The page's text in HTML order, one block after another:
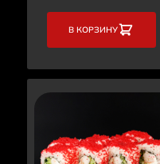
В КОРЗИНУ